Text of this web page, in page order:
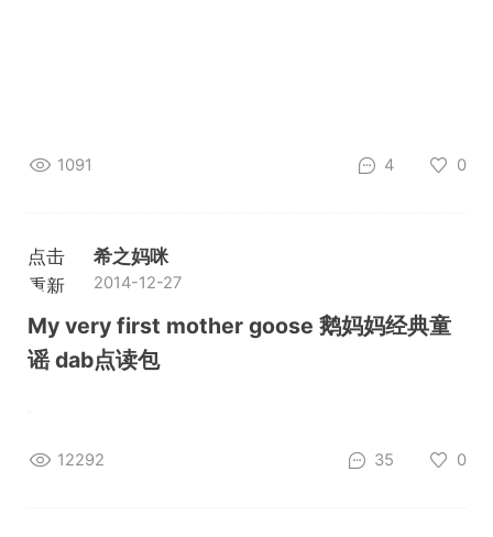
1091 4 0
点击
重新
加载
希之妈咪
2014-12-27
My very first mother goose 鹅妈妈经典童
谣 dab点读包
12292 35 0